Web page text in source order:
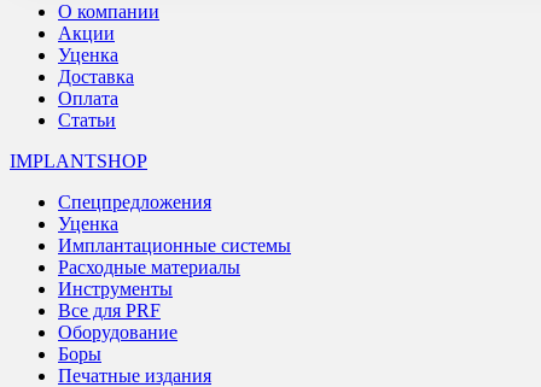
О компании
Акции
Уценка
Доставка
Оплата
Статьи
IMPLANTSHOP
Спецпредложения
Уценка
Имплантационные системы
Расходные материалы
Инструменты
Все для PRF
Оборудование
Боры
Печатные издания